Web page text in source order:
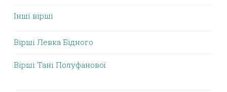
Інші вірші
Вірші Левка Бідного
Вірші Тані Полуфанової